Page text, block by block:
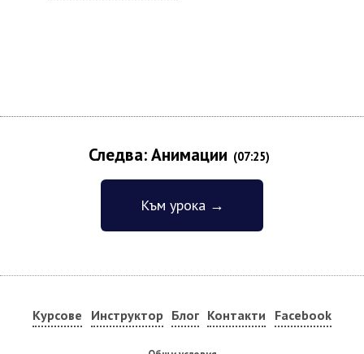
Следва: Анимации (07:25)
Към урока →
Курсове Инструктор Блог Контакти Facebook